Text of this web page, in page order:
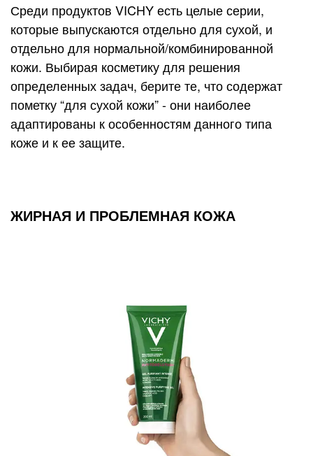
Среди продуктов VICHY есть целые серии,
которые выпускаются отдельно для сухой, и
отдельно для нормальной/комбинированной
кожи. Выбирая косметику для решения
определенных задач, берите те, что содержат
пометку “для сухой кожи” - они наиболее
адаптированы к особенностям данного типа
коже и к ее защите.
ЖИРНАЯ И ПРОБЛЕМНАЯ КОЖА